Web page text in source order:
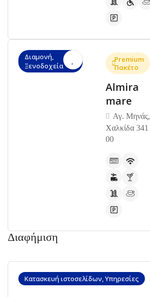
Διαμονή,
Ξενοδοχεία
Premium
Πακέτο
Almira
mare
Αγ. Μηνάς,
Χαλκίδα 341
00
Διαφήμιση
Κατασκευή ιστοσελίδων, Υπηρεσίες